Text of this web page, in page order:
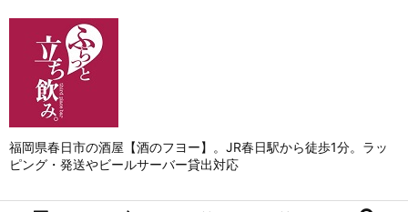
福岡県春日市の酒屋【酒のフヨー】。JR春日駅から徒歩1分。ラッ
ピング・発送やビールサーバー貸出対応